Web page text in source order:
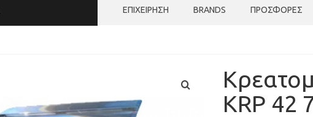
ΕΠΙΧΕΊΡΗΣΗ BRANDS ΠΡΟΣΦΟΡΈΣ
KRP 42